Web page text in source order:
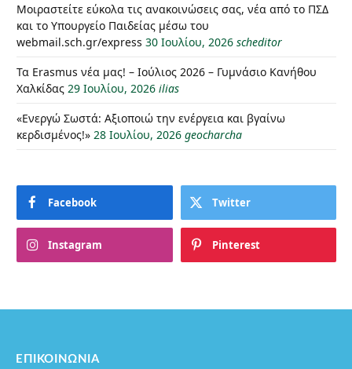
Μοιραστείτε εύκολα τις ανακοινώσεις σας, νέα από το ΠΣΔ
και το Υπουργείο Παιδείας μέσω του
webmail.sch.gr/express 30 Ιουλίου, 2026 scheditor
Τα Erasmus νέα μας! – Ιούλιος 2026 – Γυμνάσιο Κανήθου
Χαλκίδας 29 Ιουλίου, 2026 ilias
«Ενεργώ Σωστά: Αξιοποιώ την ενέργεια και βγαίνω
κερδισμένος!» 28 Ιουλίου, 2026 geocharcha
Facebook Twitter
Instagram Pinterest
ΕΠΙΚΟΙΝΩΝΊΑ